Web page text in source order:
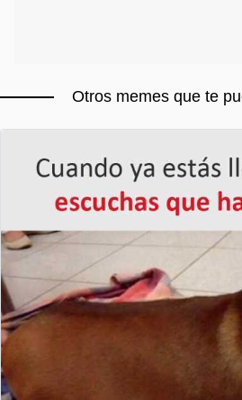
Otros memes que te